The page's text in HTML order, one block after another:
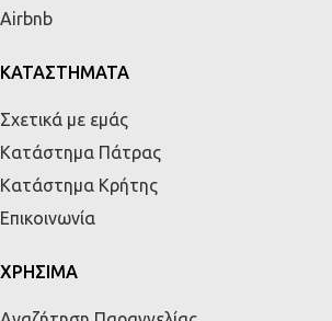
Airbnb
ΚΑΤΑΣΤΗΜΑΤΑ
Σχετικά με εμάς
Κατάστημα Πάτρας
Κατάστημα Κρήτης
Επικοινωνία
ΧΡΗΣΙΜΑ